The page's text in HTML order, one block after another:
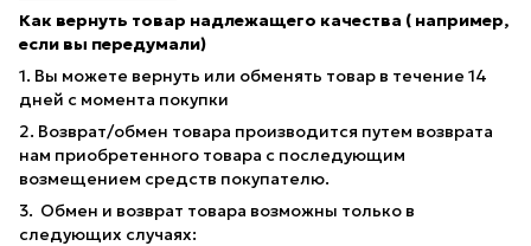
Как вернуть товар надлежащего качества ( например,
если вы передумали)
1. Вы можете вернуть или обменять товар в течение 14
дней с момента покупки
2. Возврат/обмен товара производится путем возврата
нам приобретенного товара с последующим
возмещением средств покупателю.
3. Обмен и возврат товара возможны только в
следующих случаях: